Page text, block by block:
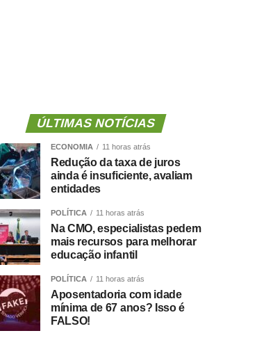
ÚLTIMAS NOTÍCIAS
ECONOMIA 11 horas atrás
Redução da taxa de juros
ainda é insuficiente, avaliam
entidades
POLÍTICA 11 horas atrás
Na CMO, especialistas pedem
mais recursos para melhorar
educação infantil
POLÍTICA 11 horas atrás
Aposentadoria com idade
mínima de 67 anos? Isso é
FALSO!